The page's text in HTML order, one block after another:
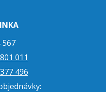
567
011
496